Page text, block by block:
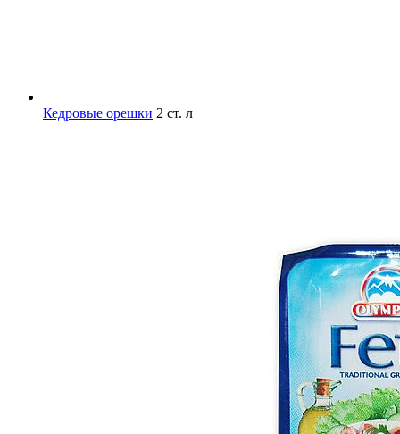
Кедровые орешки 2 ст. л